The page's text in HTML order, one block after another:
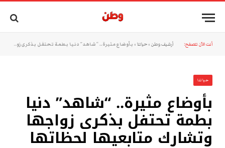
أنت الآن تتصفح: أرشيف وطن »حياتنا » بأوضاع مثيرة.. “شاهد” دنيا بطمة تحتفل بذكرى زواجها وتشارك متابعيها لحظاتها الخاصة!
حياتنا
بأوضاع مثيرة.. “شاهد” دنيا
بطمة تحتفل بذكرى زواجها
وتشارك متابعيها لحظاتها